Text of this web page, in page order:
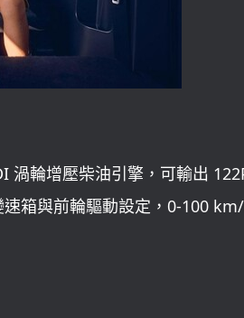
渦輪增壓柴油引擎，可輸出
箱與前輪驅動設定，0-100